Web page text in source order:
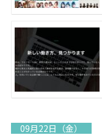
09月22日（金）